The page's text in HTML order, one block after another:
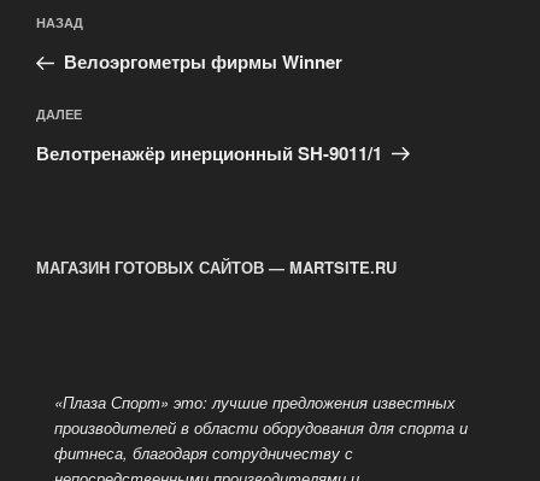
по
записям
Предыдущая
запись:
НАЗАД
Велоэргометры фирмы Winner
Следующая
запись
ДАЛЕЕ
Велотренажёр инерционный SH-9011/1
МАГАЗИН ГОТОВЫХ САЙТОВ — MARTSITE.RU
«Плаза Спорт» это: лучшие предложения известных
производителей в области оборудования для спорта и
фитнеса, благодаря сотрудничеству с